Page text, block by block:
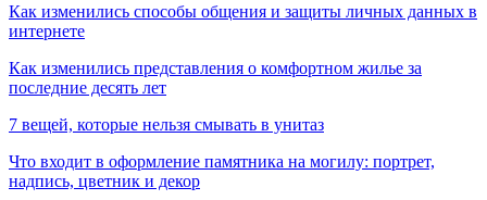
Как изменились способы общения и защиты личных данных в
интернете
Как изменились представления о комфортном жилье за
последние десять лет
7 вещей, которые нельзя смывать в унитаз
Что входит в оформление памятника на могилу: портрет,
надпись, цветник и декор